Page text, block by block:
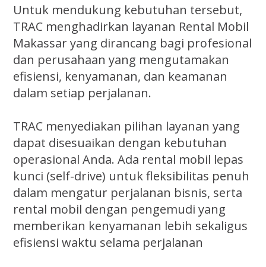
Untuk mendukung kebutuhan tersebut,
TRAC menghadirkan layanan Rental Mobil
Makassar yang dirancang bagi profesional
dan perusahaan yang mengutamakan
efisiensi, kenyamanan, dan keamanan
dalam setiap perjalanan.
TRAC menyediakan pilihan layanan yang
dapat disesuaikan dengan kebutuhan
operasional Anda. Ada rental mobil lepas
kunci (self-drive) untuk fleksibilitas penuh
dalam mengatur perjalanan bisnis, serta
rental mobil dengan pengemudi yang
memberikan kenyamanan lebih sekaligus
efisiensi waktu selama perjalanan